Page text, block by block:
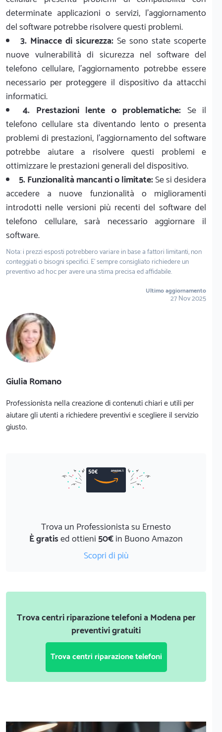
determinate applicazioni o servizi, l'aggiornamento
del software potrebbe risolvere questi problemi.
3. Minacce di sicurezza: Se sono state scoperte
nuove vulnerabilità di sicurezza nel software del
telefono cellulare, l'aggiornamento potrebbe essere
necessario per proteggere il dispositivo da attacchi
informatici.
4. Prestazioni lente o problematiche: Se il
telefono cellulare sta diventando lento o presenta
problemi di prestazioni, l'aggiornamento del software
potrebbe aiutare a risolvere questi problemi e
ottimizzare le prestazioni generali del dispositivo.
5. Funzionalità mancanti o limitate:Se si desidera
accedere a nuove funzionalità o miglioramenti
introdotti nelle versioni più recenti del software del
telefono cellulare, sarà necessario aggiornare il
software.
Nota: i prezzi esposti potrebbero variare in base a fattori limitanti, non
conteggiati o bisogni specifici. E' sempre consigliato richiedere un
preventivo ad hoc per avere una stima precisa ed affidabile.
Ultimo aggiornamento
27 Nov 2025
Giulia Romano
Professionista nella creazione di contenuti chiari e utili per
aiutare gli utenti a richiedere preventivi e scegliere il servizio
giusto.
Trova un Professionista su Ernesto
È gratised ottieni50€in Buono Amazon
Scopri di più
Trova centri riparazione telefoni a Modena per
preventivi gratuiti
Trova centri riparazione telefoni